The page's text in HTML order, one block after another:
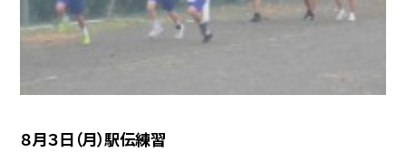
８月３日（月）駅伝練習